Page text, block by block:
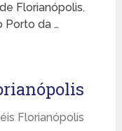
Florianópolis.
Porto da …
Florianópolis